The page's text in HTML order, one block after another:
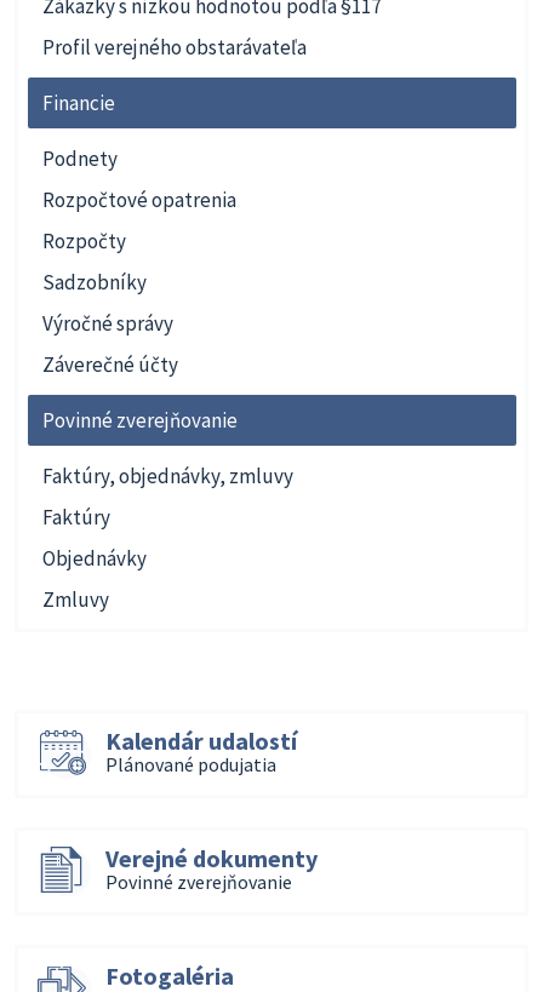
Zákazky s nízkou hodnotou podľa §117
Profil verejného obstarávateľa
Financie
Podnety
Rozpočtové opatrenia
Rozpočty
Sadzobníky
Výročné správy
Záverečné účty
Povinné zverejňovanie
Faktúry, objednávky, zmluvy
Faktúry
Objednávky
Zmluvy
Kalendár udalostí
Plánované podujatia
Verejné dokumenty
Povinné zverejňovanie
Fotogaléria